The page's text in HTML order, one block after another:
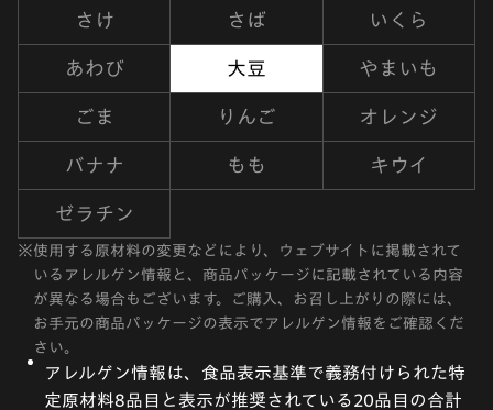
さけ さば いくら
あわび 大豆 やまいも
ごま りんご オレンジ
バナナ もも キウイ
ゼラチン
※使用する原材料の変更などにより、ウェブサイトに掲載されて
いるアレルゲン情報と、商品パッケージに記載されている内容
が異なる場合もございます。ご購入、お召し上がりの際には、
お手元の商品パッケージの表示でアレルゲン情報をご確認くだ
さい。
アレルゲン情報は、食品表示基準で義務付けられた特
定原材料8品目と表示が推奨されている20品目の合計